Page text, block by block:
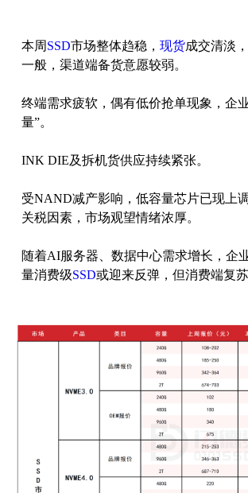
本周SSD市场整体趋稳，现货成交清淡
一般，渠道端备货意愿较弱。
终端需求疲软，偶有低价抢单现象，企
量”。
INK DIE及拆机货供应持续紧张。
受NAND减产影响，低容量芯片已现上
关税因素，市场观望情绪浓厚。
随着AI服务器、数据中心需求增长，企
量消费级SSD或迎来反弹，但消费端复苏